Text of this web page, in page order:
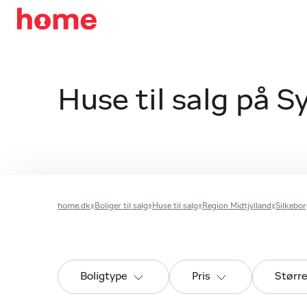
Huse til salg på
home.dk Boliger til salg Huse til salg Region Midtjylland
Boligtype Pris